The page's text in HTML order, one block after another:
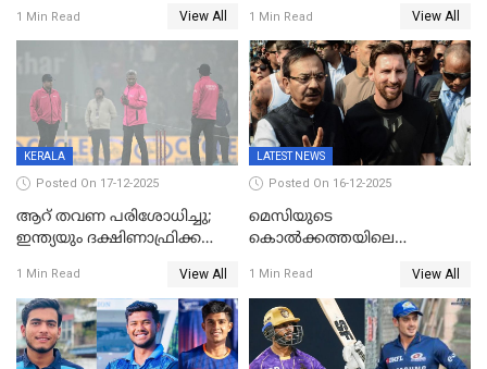
മാറ്റം
1 Min Read View All
ഇന്ത്യ ഫൈനലിൽ
1 Min Read View All
KERALA
Posted On 17-12-2025
ആറ് തവണ പരിശോധിച്ചു;
ഇന്ത്യയും ദക്ഷിണാഫ്രിക്കയും
ഉപേക്ഷിച്ചു
1 Min Read View All
LATEST NEWS
Posted On 16-12-2025
മെസിയുടെ
കൊൽക്കത്തയിലെ
സംഘർഷം: കായിക മന്ത്രി
അരൂപ് ബിശ്വാസ് രാജിവച്ചു
1 Min Read View All